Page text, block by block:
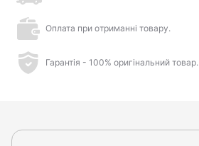
Оплата при отриманні товару.
Гарантія - 100% оригінальний товар.